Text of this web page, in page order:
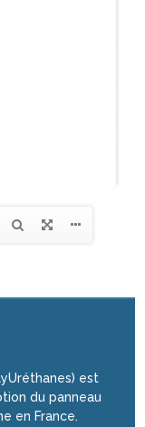
est
du panneau
en France.